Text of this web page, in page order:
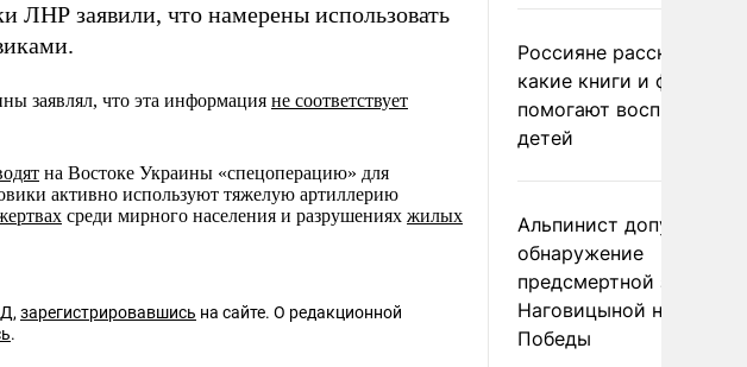
ЛНР заявили, что намерены использовать
заявлял, что эта информация не соответствует
на Востоке Украины «спецоперацию» для
активно используют тяжелую артиллерию
среди мирного населения и разрушениях жилых
зарегистрировавшись на сайте. О редакционной
.
Россияне рассказали,
какие книги и фильмы
помогают воспитывать
детей
Альпинист допустил
обнаружение
предсмертной записки
Наговицыной на пике
Победы